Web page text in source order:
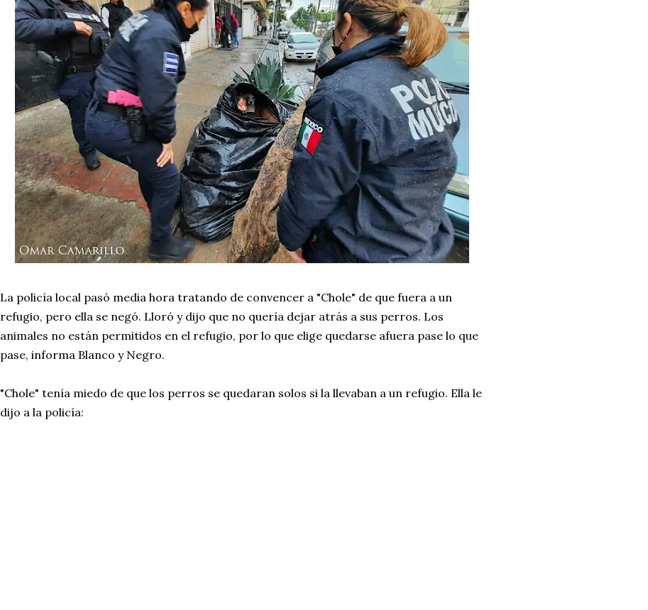
La policía local pasó media hora tratando de convencer a "Chole" de que fuera a un
refugio, pero ella se negó. Lloró y dijo que no quería dejar atrás a sus perros. Los
animales no están permitidos en el refugio, por lo que elige quedarse afuera pase lo que
pase, informa Blanco y Negro.
"Chole" tenía miedo de que los perros se quedaran solos si la llevaban a un refugio. Ella le
dijo a la policía: